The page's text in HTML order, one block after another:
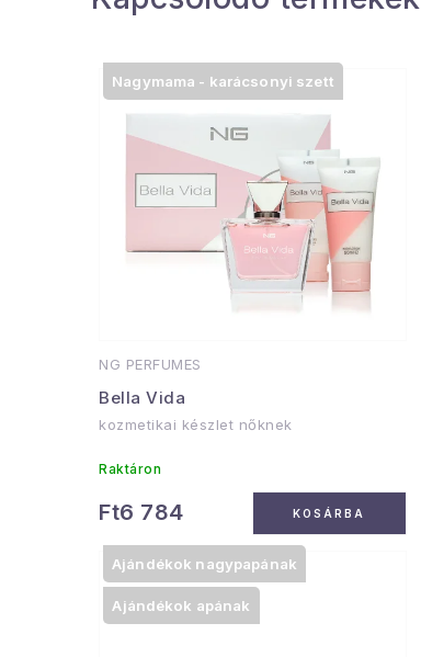
NG PERFUMES
Bella Vida
Nagymama - karácsonyi szett
kozmetikai készlet nőknek
Raktáron
Ft6 784 KOSÁRBA
Ajándékok nagypapának
Ajándékok apának